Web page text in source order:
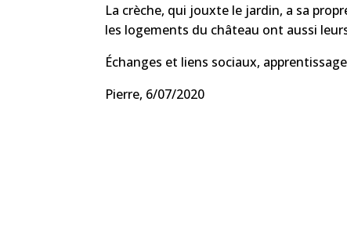
La crèche, qui jouxte le jardin, a sa
les logements du château ont aussi
Échanges et liens sociaux,
Pierre, 6/07/2020